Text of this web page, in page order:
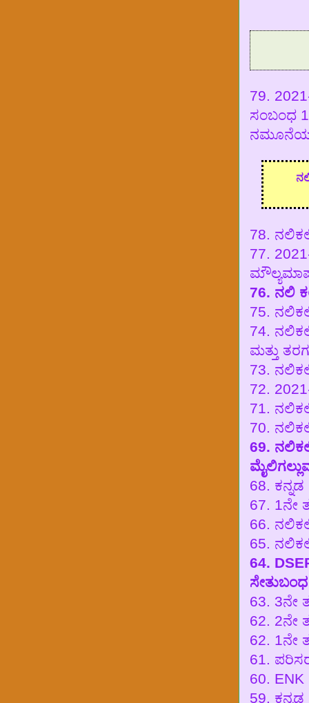
79.
ಸಂಬಂಧ
78.
77.
76. ನಲಿ‌
75.
74.
ಮತ್ತು
73. ನಲಿಕಲಿ
72.
71.
70.
69.
68.
67.
66.
65.
64.
63.
62.
62.
61.
60.
59.